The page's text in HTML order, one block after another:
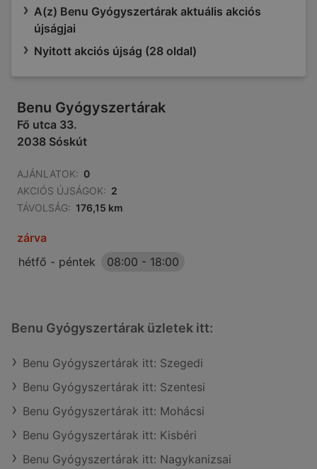
A(z) Benu Gyógyszertárak aktuális akciós
újságjai
Nyitott akciós újság (28 oldal)
Benu Gyógyszertárak
Fő utca 33.
2038 Sóskút
AJÁNLATOK: 0
AKCIÓS ÚJSÁGOK: 2
TÁVOLSÁG: 176,15 km
zárva
hétfő - péntek
08:00 - 18:00
Benu Gyógyszertárak üzletek itt:
Benu Gyógyszertárak itt: Szegedi
Benu Gyógyszertárak itt: Szentesi
Benu Gyógyszertárak itt: Mohácsi
Benu Gyógyszertárak itt: Kisbéri
Benu Gyógyszertárak itt: Nagykanizsai